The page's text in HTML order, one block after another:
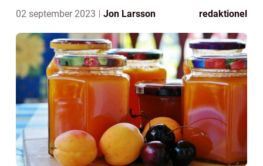
02 september 2023 Jon Larsson redaktionel